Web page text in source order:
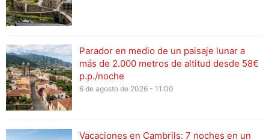
Parador en medio de un paisaje lunar a
más de 2.000 metros de altitud desde 58€
p.p./noche
6 de agosto de 2026 - 11:00
Vacaciones en Cambrils: 7 noches en un